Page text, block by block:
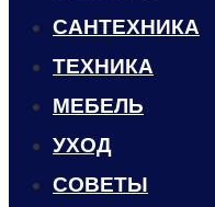
САНТЕХНИКА
ТЕХНИКА
МЕБЕЛЬ
УХОД
CОВЕТЫ